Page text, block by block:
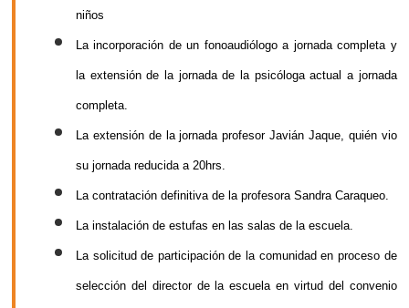
niños
La incorporación de un fonoaudiólogo a jornada completa y
la extensión de la jornada de la psicóloga actual a jornada
completa.
La extensión de la jornada profesor Javián Jaque, quién vio
su jornada reducida a 20hrs.
La contratación definitiva de la profesora Sandra Caraqueo.
La instalación de estufas en las salas de la escuela.
La solicitud de participación de la comunidad en proceso de
selección del director de la escuela en virtud del convenio